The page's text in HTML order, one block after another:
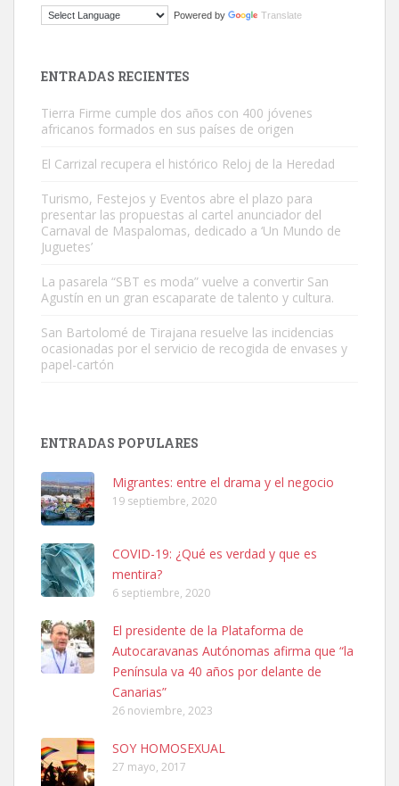
El ayuntamiento se va a llevar a Los Gatos callejeros de la zona los
Gato manso encontrado
Este gato macho ha aparecido en la calle hace menos de un mes,
es muy manso y extremadamente cari...
Leales.org » Gran Canaria
SHIBA PERDIDO AVDA JOSE MESA Y LOPEZ
PERRO MACHO RAZA SHIBA CON MICROCHIP PERDIDO HOY
06/07/2025 ZONA MESA Y LOPEZ. ES MUY ASUSTADIZO
Leales.org » Gran Canaria
6.7.2025
Powered by Translate
ENTRADAS RECIENTES
Tierra Firme cumple dos años con 400 jóvenes
africanos formados en sus países de origen
El Carrizal recupera el histórico Reloj de la Heredad
Turismo, Festejos y Eventos abre el plazo para
presentar las propuestas al cartel anunciador del
Carnaval de Maspalomas, dedicado a ‘Un Mundo de
Juguetes’
La pasarela “SBT es moda” vuelve a convertir San
Agustín en un gran escaparate de talento y cultura.
San Bartolomé de Tirajana resuelve las incidencias
ocasionadas por el servicio de recogida de envases y
papel-cartón
ENTRADAS POPULARES
Migrantes: entre el drama y el negocio
19 septiembre, 2020
COVID-19: ¿Qué es verdad y que es
mentira?
6 septiembre, 2020
El presidente de la Plataforma de
Autocaravanas Autónomas afirma que “la
Península va 40 años por delante de
Canarias”
26 noviembre, 2023
SOY HOMOSEXUAL
27 mayo, 2017